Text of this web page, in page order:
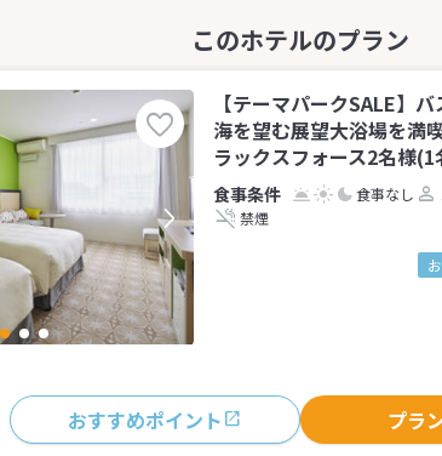
【テーマパークSALE】
海を望む展望大浴場を満
ラックスフォース2名様
食事なし
禁煙
おすすめポイント プラ